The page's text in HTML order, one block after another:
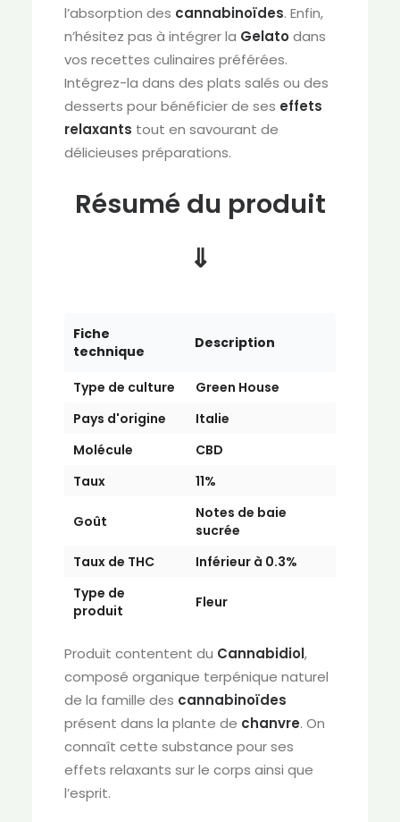
l’absorption des cannabinoïdes. Enfin,
n’hésitez pas à intégrer la Gelatodans
vos recettes culinaires préférées.
Intégrez-la dans des plats salés ou des
desserts pour bénéficier de ses effets
relaxants tout en savourant de
délicieuses préparations.
Résumé du produit
⇓
Fiche
technique
Description
Type de culture
Green House
Pays d'origine
Italie
Molécule
CBD
Taux
11%
Goût
Notes de baie
sucrée
Taux de THC
Inférieur à 0.3%
Type de
produit
Fleur
Produit contentent du Cannabidiol,
composé organique terpénique naturel
de la famille des cannabinoïdes
présent dans la plante de chanvre. On
connaît cette substance pour ses
effets relaxants sur le corps ainsi que
l’esprit.